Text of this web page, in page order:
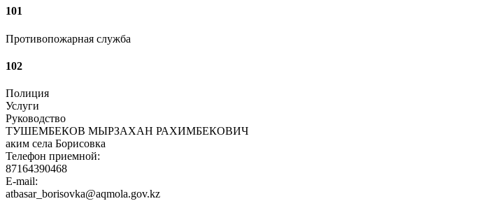
101
Противопожарная служба
102
Полиция
Услуги
Руководство
ТУШЕМБЕКОВ МЫРЗАХАН РАХИМБЕКОВИЧ
аким села Борисовка
Телефон приемной:
87164390468
E-mail:
atbasar_borisovka@aqmola.gov.kz